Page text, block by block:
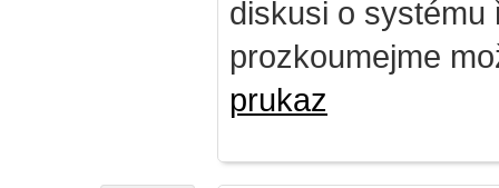
diskusi o
prozkoumejme
prukaz